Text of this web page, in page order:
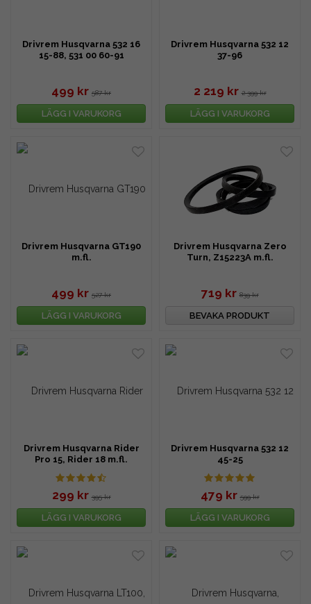
Drivrem Husqvarna 532 16
15-88, 531 00 60-91
499 kr 587 kr
LÄGG I VARUKORG
Drivrem Husqvarna 532 12
37-96
2 219 kr 2 399 kr
LÄGG I VARUKORG
Drivrem Husqvarna GT190
m.fl.
499 kr 527 kr
LÄGG I VARUKORG
Drivrem Husqvarna Zero
Turn, Z15223A m.fl.
719 kr 839 kr
BEVAKA PRODUKT
Drivrem Husqvarna Rider
Pro 15, Rider 18 m.fl.
299 kr 395 kr
LÄGG I VARUKORG
Drivrem Husqvarna 532 12
45-25
479 kr 599 kr
LÄGG I VARUKORG